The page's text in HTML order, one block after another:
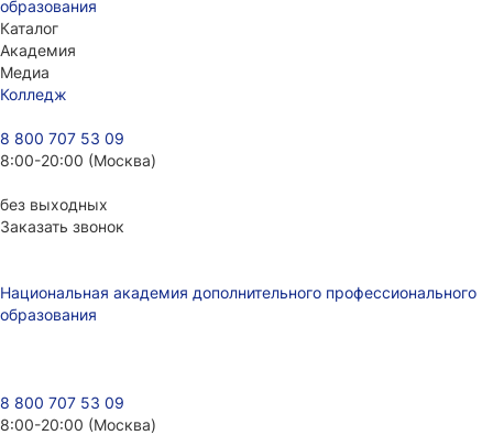
образования
Каталог
Академия
Медиа
Колледж
8 800 707 53 09
8:00-20:00 (Москва)
без выходных
Заказать звонок
Национальная академия дополнительного профессионального
образования
8 800 707 53 09
8:00-20:00 (Москва)